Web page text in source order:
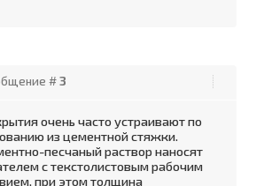
#3
очень часто устраивают по
из цементной стяжки.
песчаный раствор наносят
с текстолистовым рабочим
при этом толщина